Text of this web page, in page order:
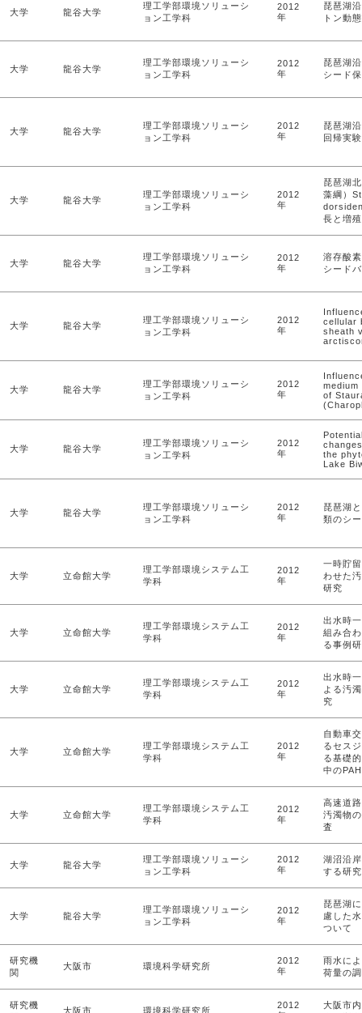
大学 龍谷大学
理工学部環境ソリューシ
ョン工学科
2012
年
琵琶湖
トン動
大学 龍谷大学
理工学部環境ソリューシ
ョン工学科
2012
年
琵琶湖
シード
大学 龍谷大学
理工学部環境ソリューシ
ョン工学科
2012
年
琵琶湖
回帰実
大学 龍谷大学
理工学部環境ソリューシ
ョン工学科
2012
年
琵琶湖
藻綱）
長と増
大学 龍谷大学
理工学部環境ソリューシ
ョン工学科
2012
年
溶存酸
シード
大学 龍谷大学
理工学部環境ソリューシ
ョン工学科
2012
年
cellular
sheath
大学 龍谷大学
理工学部環境ソリューシ
ョン工学科
2012
年
of
大学 龍谷大学
理工学部環境ソリューシ
ョン工学科
2012
年
the
Lake
大学 龍谷大学
理工学部環境ソリューシ
ョン工学科
2012
年
琵琶湖
類のシ
大学 立命館大学
理工学部環境システム工
学科
2012
年
一時貯
わせた
研究
大学 立命館大学
理工学部環境システム工
学科
2012
年
出水時
組み合
る事例
大学 立命館大学
理工学部環境システム工
学科
2012
年
出水時
よる汚
究
大学 立命館大学
理工学部環境システム工
学科
2012
年
自動車
るセス
る基礎
中の
大学 立命館大学
理工学部環境システム工
学科
2012
年
高速道
汚濁物
査
大学 龍谷大学
理工学部環境ソリューシ
ョン工学科
2012
年
湖沼沿
する研究
大学 龍谷大学
理工学部環境ソリューシ
ョン工学科
2012
年
琵琶湖
慮した
ついて
研究機
関
大阪市 環境科学研究所
2012
年
雨水に
荷量の
研究機
大阪市 環境科学研究所
2012
大阪市